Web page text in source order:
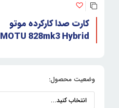
کارت صدا کارکرده موتو
MOTU 828mk3 Hybrid
وضعیت محصول: